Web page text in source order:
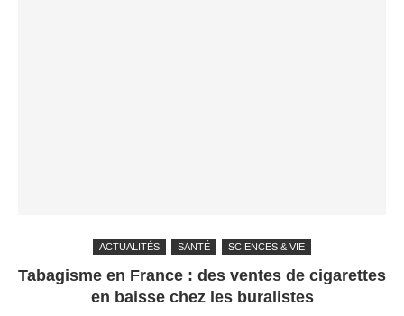
ACTUALITÉS SANTÉ SCIENCES & VIE
Tabagisme en France : des ventes de cigarettes
en baisse chez les buralistes